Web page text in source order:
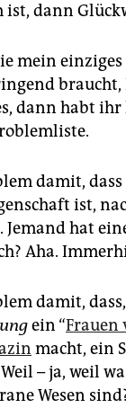
dann
mein
braucht,
dann habt
damit,
ist,
hat
Aha.
damit,
ein “Frauen
macht, ein
– ja, weil
Wesen